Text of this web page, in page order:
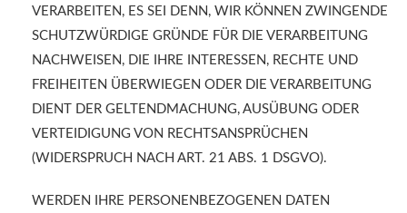
VERARBEITEN, ES SEI DENN, WIR KÖNNEN ZWINGENDE
SCHUTZWÜRDIGE GRÜNDE FÜR DIE VERARBEITUNG
NACHWEISEN, DIE IHRE INTERESSEN, RECHTE UND
FREIHEITEN ÜBERWIEGEN ODER DIE VERARBEITUNG
DIENT DER GELTENDMACHUNG, AUSÜBUNG ODER
VERTEIDIGUNG VON RECHTSANSPRÜCHEN
(WIDERSPRUCH NACH ART. 21 ABS. 1 DSGVO).
WERDEN IHRE PERSONENBEZOGENEN DATEN